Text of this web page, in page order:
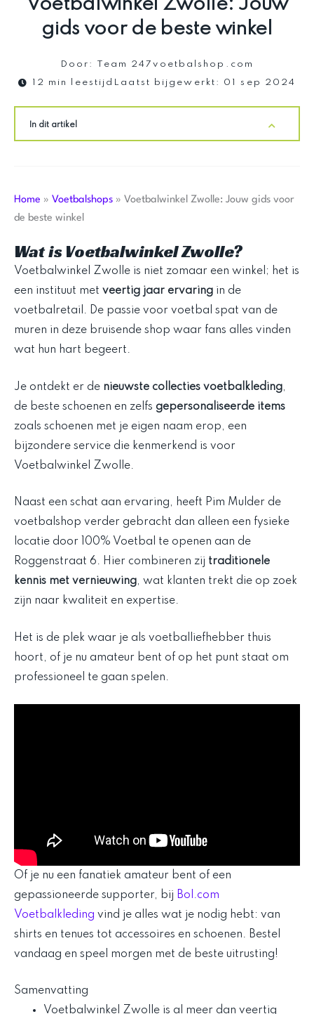
Voetbalwinkel Zwolle: Jouw
gids voor de beste winkel
Door:
Team 247voetbalshop.com
12 min leestijd Laatst bijgewerkt: 01 sep 2024
In dit artikel
Home » Voetbalshops » Voetbalwinkel Zwolle: Jouw gids voor
de beste winkel
Wat is Voetbalwinkel Zwolle?
Voetbalwinkel Zwolle is niet zomaar een winkel; het is
een instituut met veertig jaar ervaring in de
voetbalretail. De passie voor voetbal spat van de
muren in deze bruisende shop waar fans alles vinden
wat hun hart begeert.
Je ontdekt er de nieuwste collecties voetbalkleding,
de beste schoenen en zelfs gepersonaliseerde items
zoals schoenen met je eigen naam erop, een
bijzondere service die kenmerkend is voor
Voetbalwinkel Zwolle.
Naast een schat aan ervaring, heeft Pim Mulder de
voetbalshop verder gebracht dan alleen een fysieke
locatie door 100% Voetbal te openen aan de
Roggenstraat 6. Hier combineren zij traditionele
kennis met vernieuwing, wat klanten trekt die op zoek
zijn naar kwaliteit en expertise.
Het is de plek waar je als voetballiefhebber thuis
hoort, of je nu amateur bent of op het punt staat om
professioneel te gaan spelen.
Of je nu een fanatiek amateur bent of een
gepassioneerde supporter, bij Bol.com
Voetbalkleding vind je alles wat je nodig hebt: van
shirts en tenues tot accessoires en schoenen. Bestel
vandaag en speel morgen met de beste uitrusting!
Samenvatting
Voetbalwinkel Zwolle is al meer dan veertig